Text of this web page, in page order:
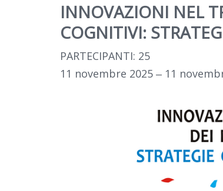
INNOVAZIONI NEL
COGNITIVI:
PARTECIPANTI: 25
11 novembre 2025 ‒ 11